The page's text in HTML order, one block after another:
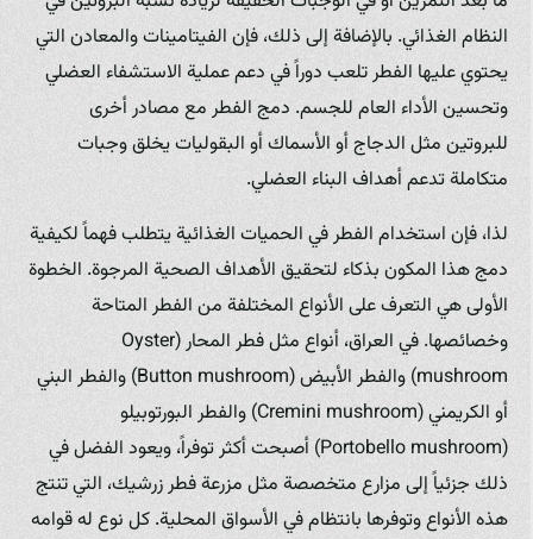
النظام الغذائي. بالإضافة إلى ذلك، فإن الفيتامينات والمعادن التي
يحتوي عليها الفطر تلعب دوراً في دعم عملية الاستشفاء العضلي
وتحسين الأداء العام للجسم. دمج الفطر مع مصادر أخرى
للبروتين مثل الدجاج أو الأسماك أو البقوليات يخلق وجبات
متكاملة تدعم أهداف البناء العضلي.
لذا، فإن استخدام الفطر في الحميات الغذائية يتطلب فهماً لكيفية
دمج هذا المكون بذكاء لتحقيق الأهداف الصحية المرجوة. الخطوة
الأولى هي التعرف على الأنواع المختلفة من الفطر المتاحة
وخصائصها. في العراق، أنواع مثل فطر المحار (Oyster
mushroom) والفطر الأبيض (Button mushroom) والفطر البني
أو الكريمني (Cremini mushroom) والفطر البورتوبيلو
(Portobello mushroom) أصبحت أكثر توفراً، ويعود الفضل في
ذلك جزئياً إلى مزارع متخصصة مثل مزرعة فطر زرشيك، التي تنتج
هذه الأنواع وتوفرها بانتظام في الأسواق المحلية. كل نوع له قوامه